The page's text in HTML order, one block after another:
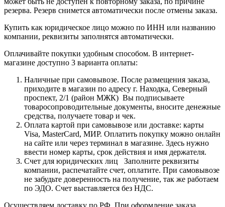
резерва. Резерв снимется автоматически после отмены заказа.
Купить как юридическое лицо можно по ИНН или названию
компании, реквизиты заполнятся автоматически.
Оплачивайте покупки удобным способом. В интернет-
магазине доступно 3 варианта оплаты:
Наличные при самовывозе. После размещения заказа,
приходите в магазин по адресу г. Находка, Северный
проспект, 2/1 (район МЖК) Вы подписываете
товаросопроводительные документы, вносите денежные
средства, получаете товар и чек.
Оплата картой при самовывозе или доставке: карты
Visa, MasterCard, МИР. Оплатить покупку можно онлайн
на сайте или через терминал в магазине. Здесь нужно
ввести номер карты, срок действия и имя держателя.
Счет для юридических лиц Заполните реквизиты
компании, распечатайте счет, оплатите. При самовывозе
не забудьте доверенность на получение, так же работаем
по ЭДО. Счет выставляется без НДС.
Осуществляем доставку по РФ. При оформление заказа,